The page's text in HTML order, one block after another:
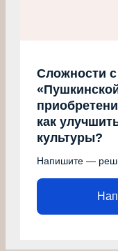
Сложности
как
культуры?
Напишите —